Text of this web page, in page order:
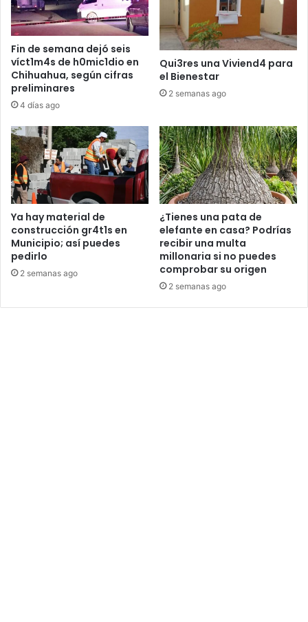
Fin de semana dejó seis
víct1m4s de h0mic1dio en
Chihuahua, según cifras
preliminares
4 días ago
Qui3res una Viviend4 para
el Bienestar
2 semanas ago
Ya hay material de
construcción gr4t1s en
Municipio; así puedes
pedirlo
2 semanas ago
¿Tienes una pata de
elefante en casa? Podrías
recibir una multa
millonaria si no puedes
comprobar su origen
2 semanas ago